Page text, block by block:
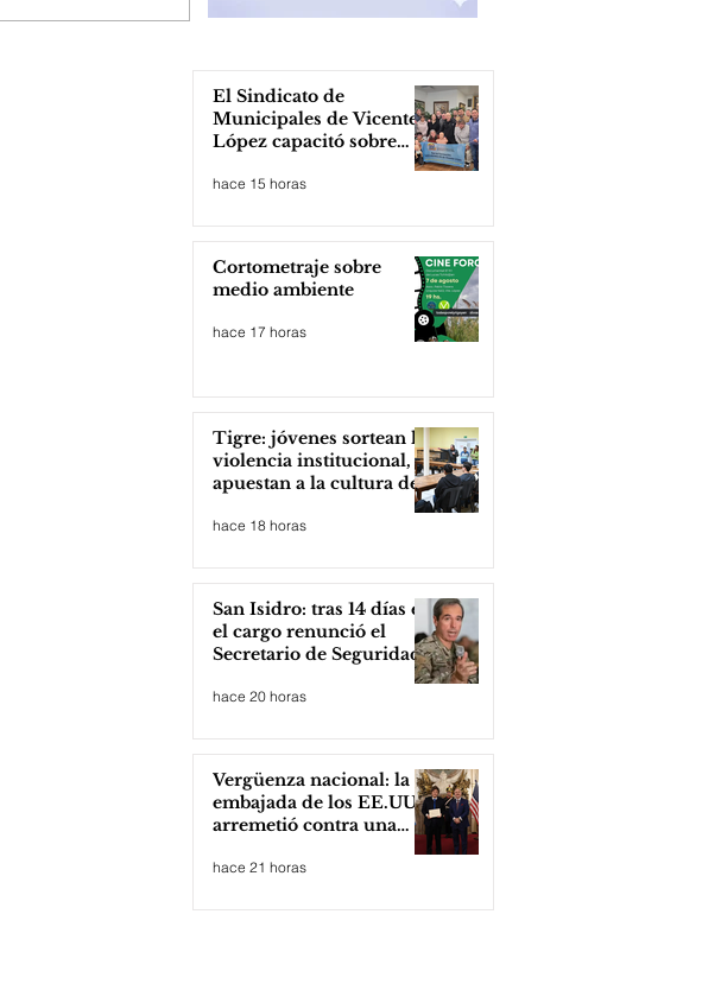
El Sindicato de
Municipales de Vicente
López capacitó sobre
hace 15 horas
Cortometraje sobre
medio ambiente
hace 17 horas
Tigre: jóvenes sortean la
violencia institucional,
apuestan a la cultura del
hace 18 horas
San Isidro: tras 14 días en
el cargo renunció el
Secretario de Seguridad
hace 20 horas
Vergüenza nacional: la
embajada de los EE.UU
arremetió contra una
hace 21 horas